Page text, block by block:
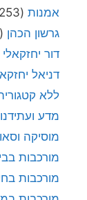
אמנות (253)
גרשון הכהן (817)
דור יחזקאלי
דניאל
ללא
מדע
מוסיקה
מורכבות
מורכבות